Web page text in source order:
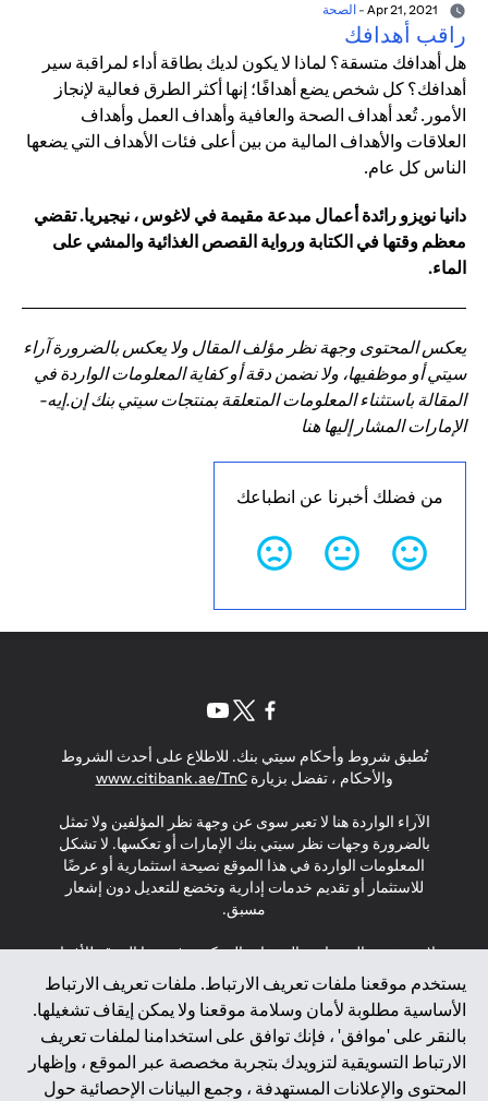
- الصحة
راقب أهدافك
هل أهدافك متسقة؟ لماذا لا يكون لديك بطاقة أداء لمراقبة سير
أهدافك؟ كل شخص يضع أهدافًا؛ إنها أكثر الطرق فعالية لإنجاز
الأمور. تُعد أهداف الصحة والعافية وأهداف العمل وأهداف
العلاقات والأهداف المالية من بين أعلى فئات الأهداف التي يضعها
الناس كل عام.
دانيا نويزو رائدة أعمال مبدعة مقيمة في لاغوس ، نيجيريا. تقضي
معظم وقتها في الكتابة ورواية القصص الغذائية والمشي على
الماء.
يعكس المحتوى وجهة نظر مؤلف المقال ولا يعكس بالضرورة آراء
سيتي أو موظفيها، ولا نضمن دقة أو كفاية المعلومات الواردة في
المقالة باستثناء المعلومات المتعلقة بمنتجات سيتي بنك إن.إيه-
الإمارات المشار إليها هنا
من فضلك أخبرنا عن انطباعك
يستخدم موقعنا ملفات تعريف الارتباط. ملفات تعريف الارتباط
الأساسية مطلوبة لأمان وسلامة موقعنا ولا يمكن إيقاف تشغيلها.
بالنقر على 'موافق' ، فإنك توافق على استخدامنا لملفات تعريف
الارتباط التسويقية لتزويدك بتجربة مخصصة عبر الموقع ، وإظهار
المحتوى والإعلانات المستهدفة ، وجمع البيانات الإحصائية حول
تُطبق شروط وأحكام سيتي بنك. للاطلاع على أحدث الشروط
والأحكام ، تفضل بزيارةwww.citibank.ae/TnC
in a new tab
الآراء الواردة هنا لا تعبر سوى عن وجهة نظر المؤلفين ولا تمثل
بالضرورة وجهات نظر سيتي بنك الإمارات أو تعكسها. لا تشكل
المعلومات الواردة في هذا الموقع نصيحة استثمارية أو عرضًا
للاستثمار أو تقديم خدمات إدارية وتخضع للتعديل دون إشعار
مسبق.
لا يتم تقديم المنتجات والخدمات المذكورة في هذا الموقع للأفراد
المقيمين في الاتحاد الأوروبي أو المنطقة الاقتصادية الأوروبية أو
سويسرا أو غيرنسي أو جيرسي أو موناكو أو سان مارينو أو
الفاتيكان أو جزيرة مان أو المملكة المتحدة أو خصوصية البيانات
(لائحة حماية البيانات العامة \ قانون حماية البيانات الشخصية
العامة \ قانون خصوصية نيوزيلندا). المحتوى الموجود في هذه
الصفحة ليس ولا ينبغي تفسيره على أنه عرض أو دعوة أو دعوة